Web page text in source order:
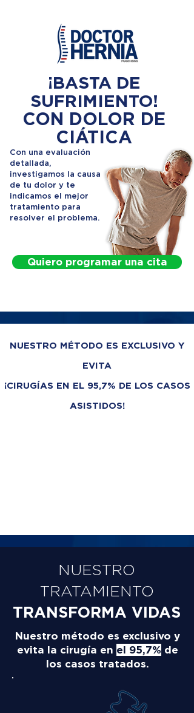
¡BASTA DE
SUFRIMIENTO!
CON DOLOR DE
CIÁTICA
Con una evaluación
detallada,
investigamos la causa
de tu dolor y te
indicamos el mejor
tratamiento para
resolver el problema.
Quiero programar una cita
NUESTRO MÉTODO ES EXCLUSIVO Y
EVITA
¡CIRUGÍAS EN EL 95,7% DE LOS CASOS
ASISTIDOS!
NUESTRO
TRATAMIENTO
TRANSFORMA VIDAS
Nuestro método es exclusivo y
evita la cirugía en el 95,7% de
los casos tratados.